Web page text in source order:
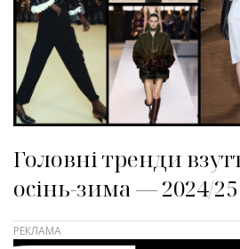
Головні тренди
осінь-зима — 2024/25